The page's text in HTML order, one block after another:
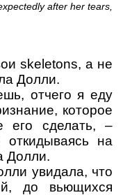
after her tears,
skeletons, а не
Долли.
отчего я еду
которое
сделать,
–
на
Долли.
увидала, что
до вьющихся